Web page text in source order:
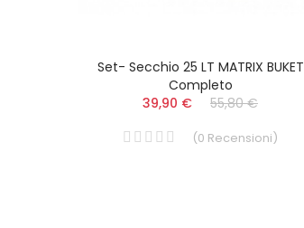
Set- Secchio 25 LT MATRIX BUKET
Completo
39,90 €
55,80 €
(0 Recensioni)